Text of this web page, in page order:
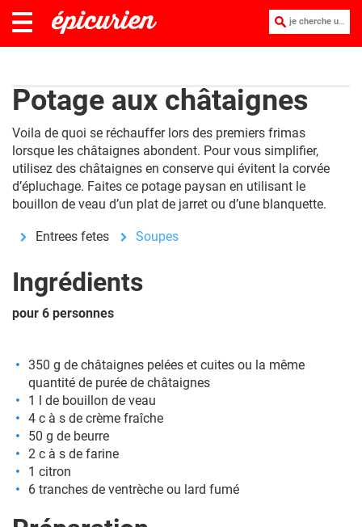
je cherche une recette :
Potage aux châtaignes
Voila de quoi se réchauffer lors des premiers frimas
lorsque les châtaignes abondent. Pour vous simplifier,
utilisez des châtaignes en conserve qui évitent la corvée
d’épluchage. Faites ce potage paysan en utilisant le
bouillon de veau d’un plat de jarret ou d’une blanquette.
Entrees fetes Soupes
Ingrédients
pour 6 personnes
350 g de châtaignes pelées et cuites ou la même
quantité de purée de châtaignes
1 l de bouillon de veau
4 c à s de crème fraîche
50 g de beurre
2 c à s de farine
1 citron
6 tranches de ventrèche ou lard fumé